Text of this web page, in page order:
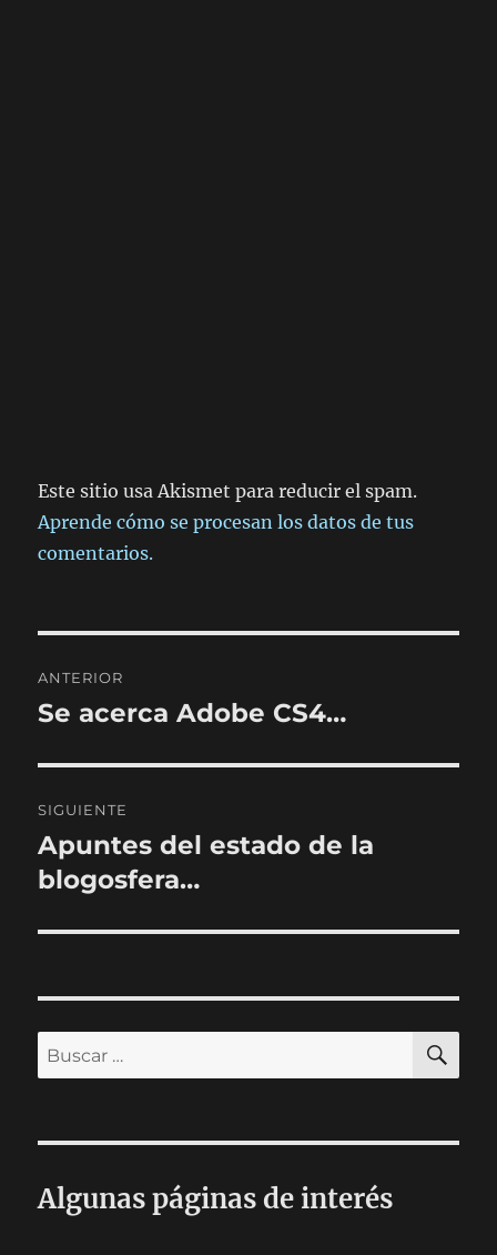
Este sitio usa Akismet para reducir el spam.
Aprende cómo se procesan los datos de tus
comentarios.
de
ANTERIOR
Entrada
Se acerca Adobe CS4…
SIGUIENTE
Entrada
siguiente:
Apuntes del estado de la
blogosfera…
Buscar
por:
Algunas páginas de interés